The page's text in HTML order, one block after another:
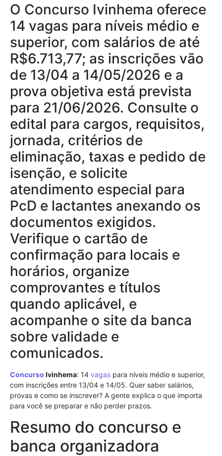
O Concurso Ivinhema oferece
14 vagas para níveis médio e
superior, com salários de até
R$6.713,77; as inscrições vão
de 13/04 a 14/05/2026 e a
prova objetiva está prevista
para 21/06/2026. Consulte o
edital para cargos, requisitos,
jornada, critérios de
eliminação, taxas e pedido de
isenção, e solicite
atendimento especial para
PcD e lactantes anexando os
documentos exigidos.
Verifique o cartão de
confirmação para locais e
horários, organize
comprovantes e títulos
quando aplicável, e
acompanhe o site da banca
sobre validade e
comunicados.
Concurso Ivinhema: 14 vagas para níveis médio e superior,
com inscrições entre 13/04 e 14/05. Quer saber salários,
provas e como se inscrever? A gente explica o que importa
para você se preparar e não perder prazos.
Resumo do concurso e
banca organizadora